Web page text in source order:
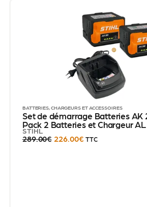
BATTERIES, CHARGEURS ET ACCESSOIRES
Set de démarrage Batteries AK
Pack 2 Batteries et Chargeur AL
STIHL
289.00€ 226.00€ TTC